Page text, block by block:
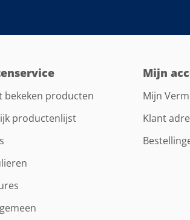
bekeken producten
productenlijst
Mijn
Mijn
Klant